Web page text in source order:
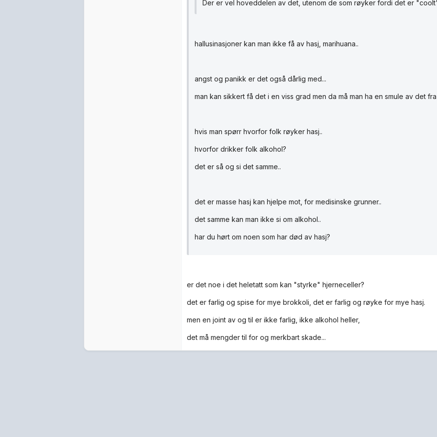
Der er vel hoveddelen av det, utenom de som røyker fordi det er
hallusinasjoner kan man ikke få av hasj, marihuana..
angst og panikk er det også dårlig med...
man kan sikkert få det i en viss grad men da må man ha en smule av det fra
hvis man spørr hvorfor folk røyker hasj..
hvorfor drikker folk alkohol?
det er så og si det samme..
det er masse hasj kan hjelpe mot, for medisinske grunner..
det samme kan man ikke si om alkohol..
har du hørt om noen som har død av hasj?
er det noe i det heletatt som kan "styrke" hjerneceller?
det er farlig og spise for mye brokkoli, det er farlig og røyke for mye hasj.
men en joint av og til er ikke farlig, ikke alkohol heller,
det må mengder til for og merkbart skade...